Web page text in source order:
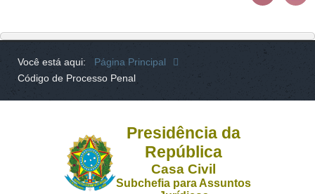
Você está aqui:
Página Principal
Código de Processo Penal